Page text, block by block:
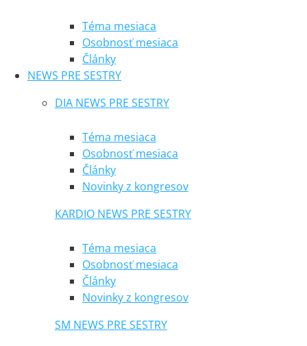
Téma mesiaca
Osobnosť mesiaca
Články
NEWS PRE SESTRY
DIA NEWS PRE SESTRY
Téma mesiaca
Osobnosť mesiaca
Články
Novinky z kongresov
KARDIO NEWS PRE SESTRY
Téma mesiaca
Osobnosť mesiaca
Články
Novinky z kongresov
SM NEWS PRE SESTRY